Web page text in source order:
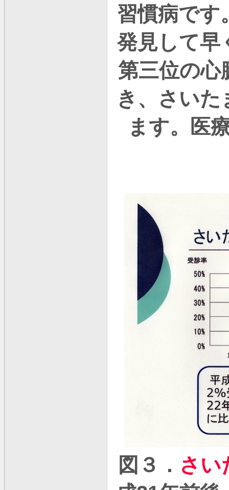
習慣病です
発見して早
第三位の心
き、さいた
ます。医
図３． さい